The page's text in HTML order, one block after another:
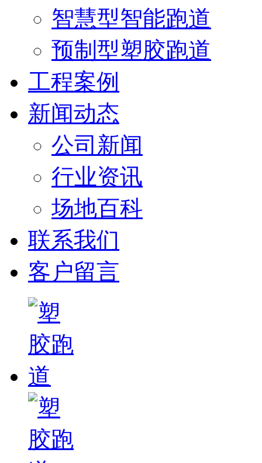
智慧型智能跑道
预制型塑胶跑道
工程案例
新闻动态
公司新闻
行业资讯
场地百科
联系我们
客户留言